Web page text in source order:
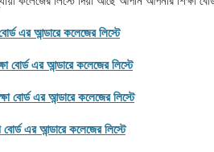
এর আন্ডারে কলেজের লিস্টে
বোর্ড এর আন্ডারে কলেজের লিস্টে
বোর্ড এর আন্ডারে কলেজের লিস্টে
বোর্ড এর আন্ডারে কলেজের লিস্টে